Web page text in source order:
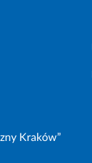
Kraków”